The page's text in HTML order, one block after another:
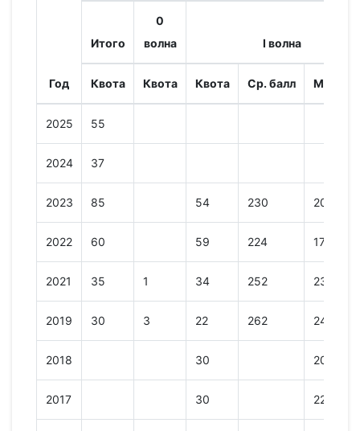
Год
Итого
0
волна
I волна
Квота Квота Квота Ср. балл Мин.
2025 55
2024 37
2023 85 54 230 201
2022 60 59 224 174
2021 35 1 34 252 234
2019 30 3 22 262 246
2018 30 207
2017 30 221